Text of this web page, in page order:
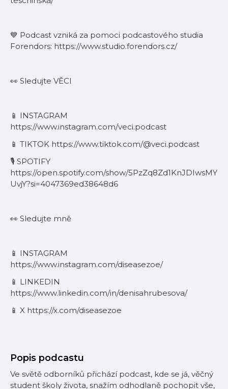
💙 Podcast vzniká za pomoci podcastového studia
Forendors: ⁠https://www.studio.forendors.cz/⁠
👀 Sledujte VĚCI
⁠📱 INSTAGRAM
⁠https://www.instagram.com/veci.podcast⁠
⁠⁠📱 TIKTOK https://www.tiktok.com/@veci.podcast⁠
🎙️ SPOTIFY
https://open.spotify.com/show/5PzZq8Zd1KnJDIwsMY
UvjY?si=4047369ed38648d6
👀 Sledujte mně
⁠📱 INSTAGRAM
https://www.instagram.com/diseasezoe/
⁠📱 LINKEDIN
https://www.linkedin.com/in/denisahrubesova/
⁠📱 X https://x.com/diseasezoe
Popis podcastu
Ve světě odborníků přichází podcast, kde se já, věčný
student školy života, snažím odhodlaně pochopit vše,